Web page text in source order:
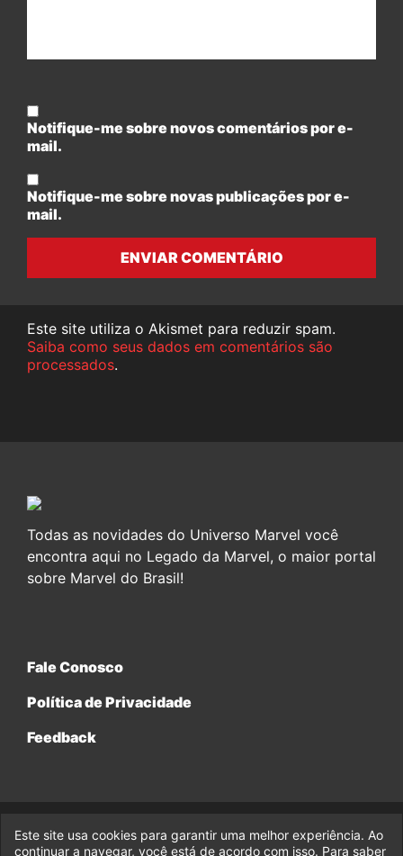
Notifique-me sobre novos comentários por e-
mail.
Notifique-me sobre novas publicações por e-
mail.
ENVIAR COMENTÁRIO
Este site utiliza o Akismet para reduzir spam.
Saiba como seus dados em comentários são
processados.
Todas as novidades do Universo Marvel você
encontra aqui no Legado da Marvel, o maior portal
sobre Marvel do Brasil!
Fale Conosco
Política de Privacidade
Feedback
© 2017-2026 Legado da Marvel, uma empresa da Legado
Enterprises.
Este site usa cookies para garantir uma melhor experiência. Ao
continuar a navegar, você está de acordo com isso. Para saber